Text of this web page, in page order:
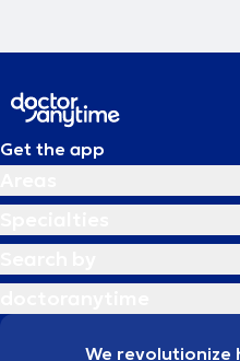
Get the app
We revolutionize